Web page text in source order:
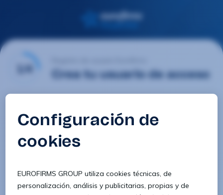
1/4 Crea tu usuario de acceso
Contraseña
Confirmar contraseña